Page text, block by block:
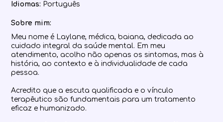
Idiomas: Português
Sobre mim:
Meu nome é Laylane, médica, baiana, dedicada ao
cuidado integral da saúde mental. Em meu
atendimento, acolho não apenas os sintomas, mas à
história, ao contexto e à individualidade de cada
pessoa.
Acredito que a escuta qualificada e o vínculo
terapêutico são fundamentais para um tratamento
eficaz e humanizado.